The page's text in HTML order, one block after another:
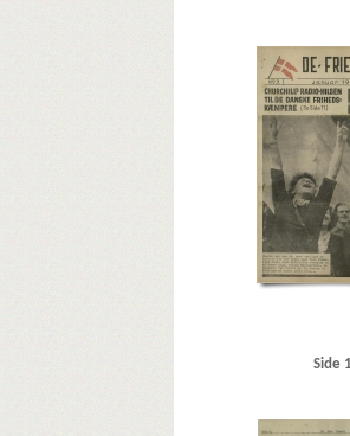
Yderligere tags
Aachen
Atlantic, restaurant,
Bob, cafe, Nakskov
Carltorp, fabrik
Danmarks Frihedsraad
Eden, Anthony
Frederiksberg, Kbh.
Goldschmidt, Meir
Lubitsch, Ernst,
Side 1